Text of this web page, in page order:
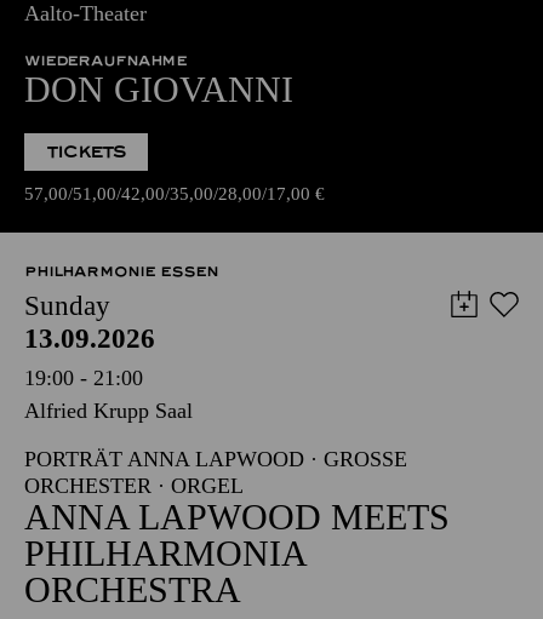
Aalto-Theater
WIEDERAUFNAHME
DON GIOVANNI
TICKETS
57,00 51,00 42,00 35,00 28,00 17,00 €
PHILHARMONIE ESSEN
Sunday
13.09.2026
19:00 - 21:00
Alfried Krupp Saal
PORTRÄT ANNA LAPWOOD · GROSSE O
RCHESTER · ORGEL
ANNA LAPWOOD MEETS
PHILHARMONIA
ORCHESTRA